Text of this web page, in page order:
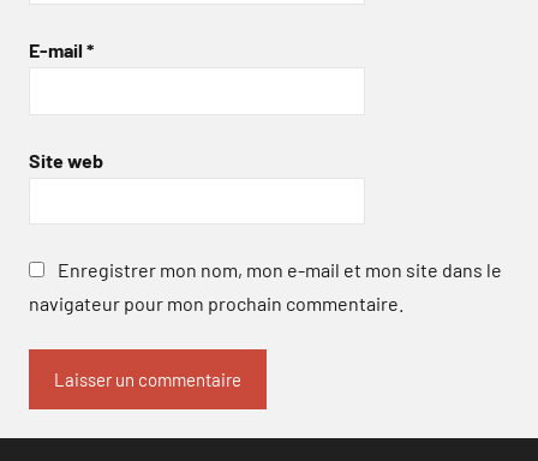
E-mail *
Site web
Enregistrer mon nom, mon e-mail et mon site dans le
navigateur pour mon prochain commentaire.